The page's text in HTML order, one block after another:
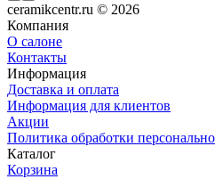
ceramikcentr.ru © 2026
Компания
О салоне
Контакты
Информация
Доставка и оплата
Информация для клиентов
Акции
Политика обработки
Каталог
Корзина